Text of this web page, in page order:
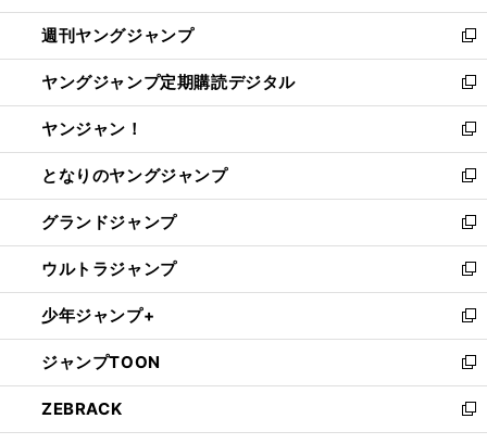
開
く
ウ
で
開
く
ン
ド
ウ
で
開
く
ウ
ィ
ン
ド
ウ
で
開
く
週刊ヤングジャンプ
新
し
い
ウ
ィ
ン
ド
ウ
で
開
く
ヤングジャンプ定期購読デジタル
新
し
い
ウ
ィ
ン
ド
ウ
で
開
く
ヤンジャン！
新
し
い
ウ
ィ
ン
ド
ウ
で
開
く
となりのヤングジャンプ
新
し
い
ウ
ィ
ン
ド
ウ
で
開
く
グランドジャンプ
新
し
い
ウ
ィ
ン
ド
ウ
で
開
ウルトラジャンプ
新
し
い
ウ
ィ
ン
ド
ウ
少年ジャンプ+
新
し
い
ウ
ィ
ン
ジャンプTOON
新
し
い
ウ
ZEBRACK
新
し